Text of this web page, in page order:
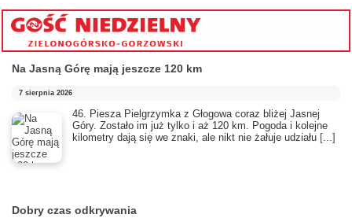
Na Jasną Górę mają jeszcze 120 km
7 sierpnia 2026
46. Piesza Pielgrzymka z Głogowa coraz bliżej Jasnej
Góry. Zostało im już tylko i aż 120 km. Pogoda i kolejne
kilometry dają się we znaki, ale nikt nie żałuje udziału [...]
Dobry czas odkrywania